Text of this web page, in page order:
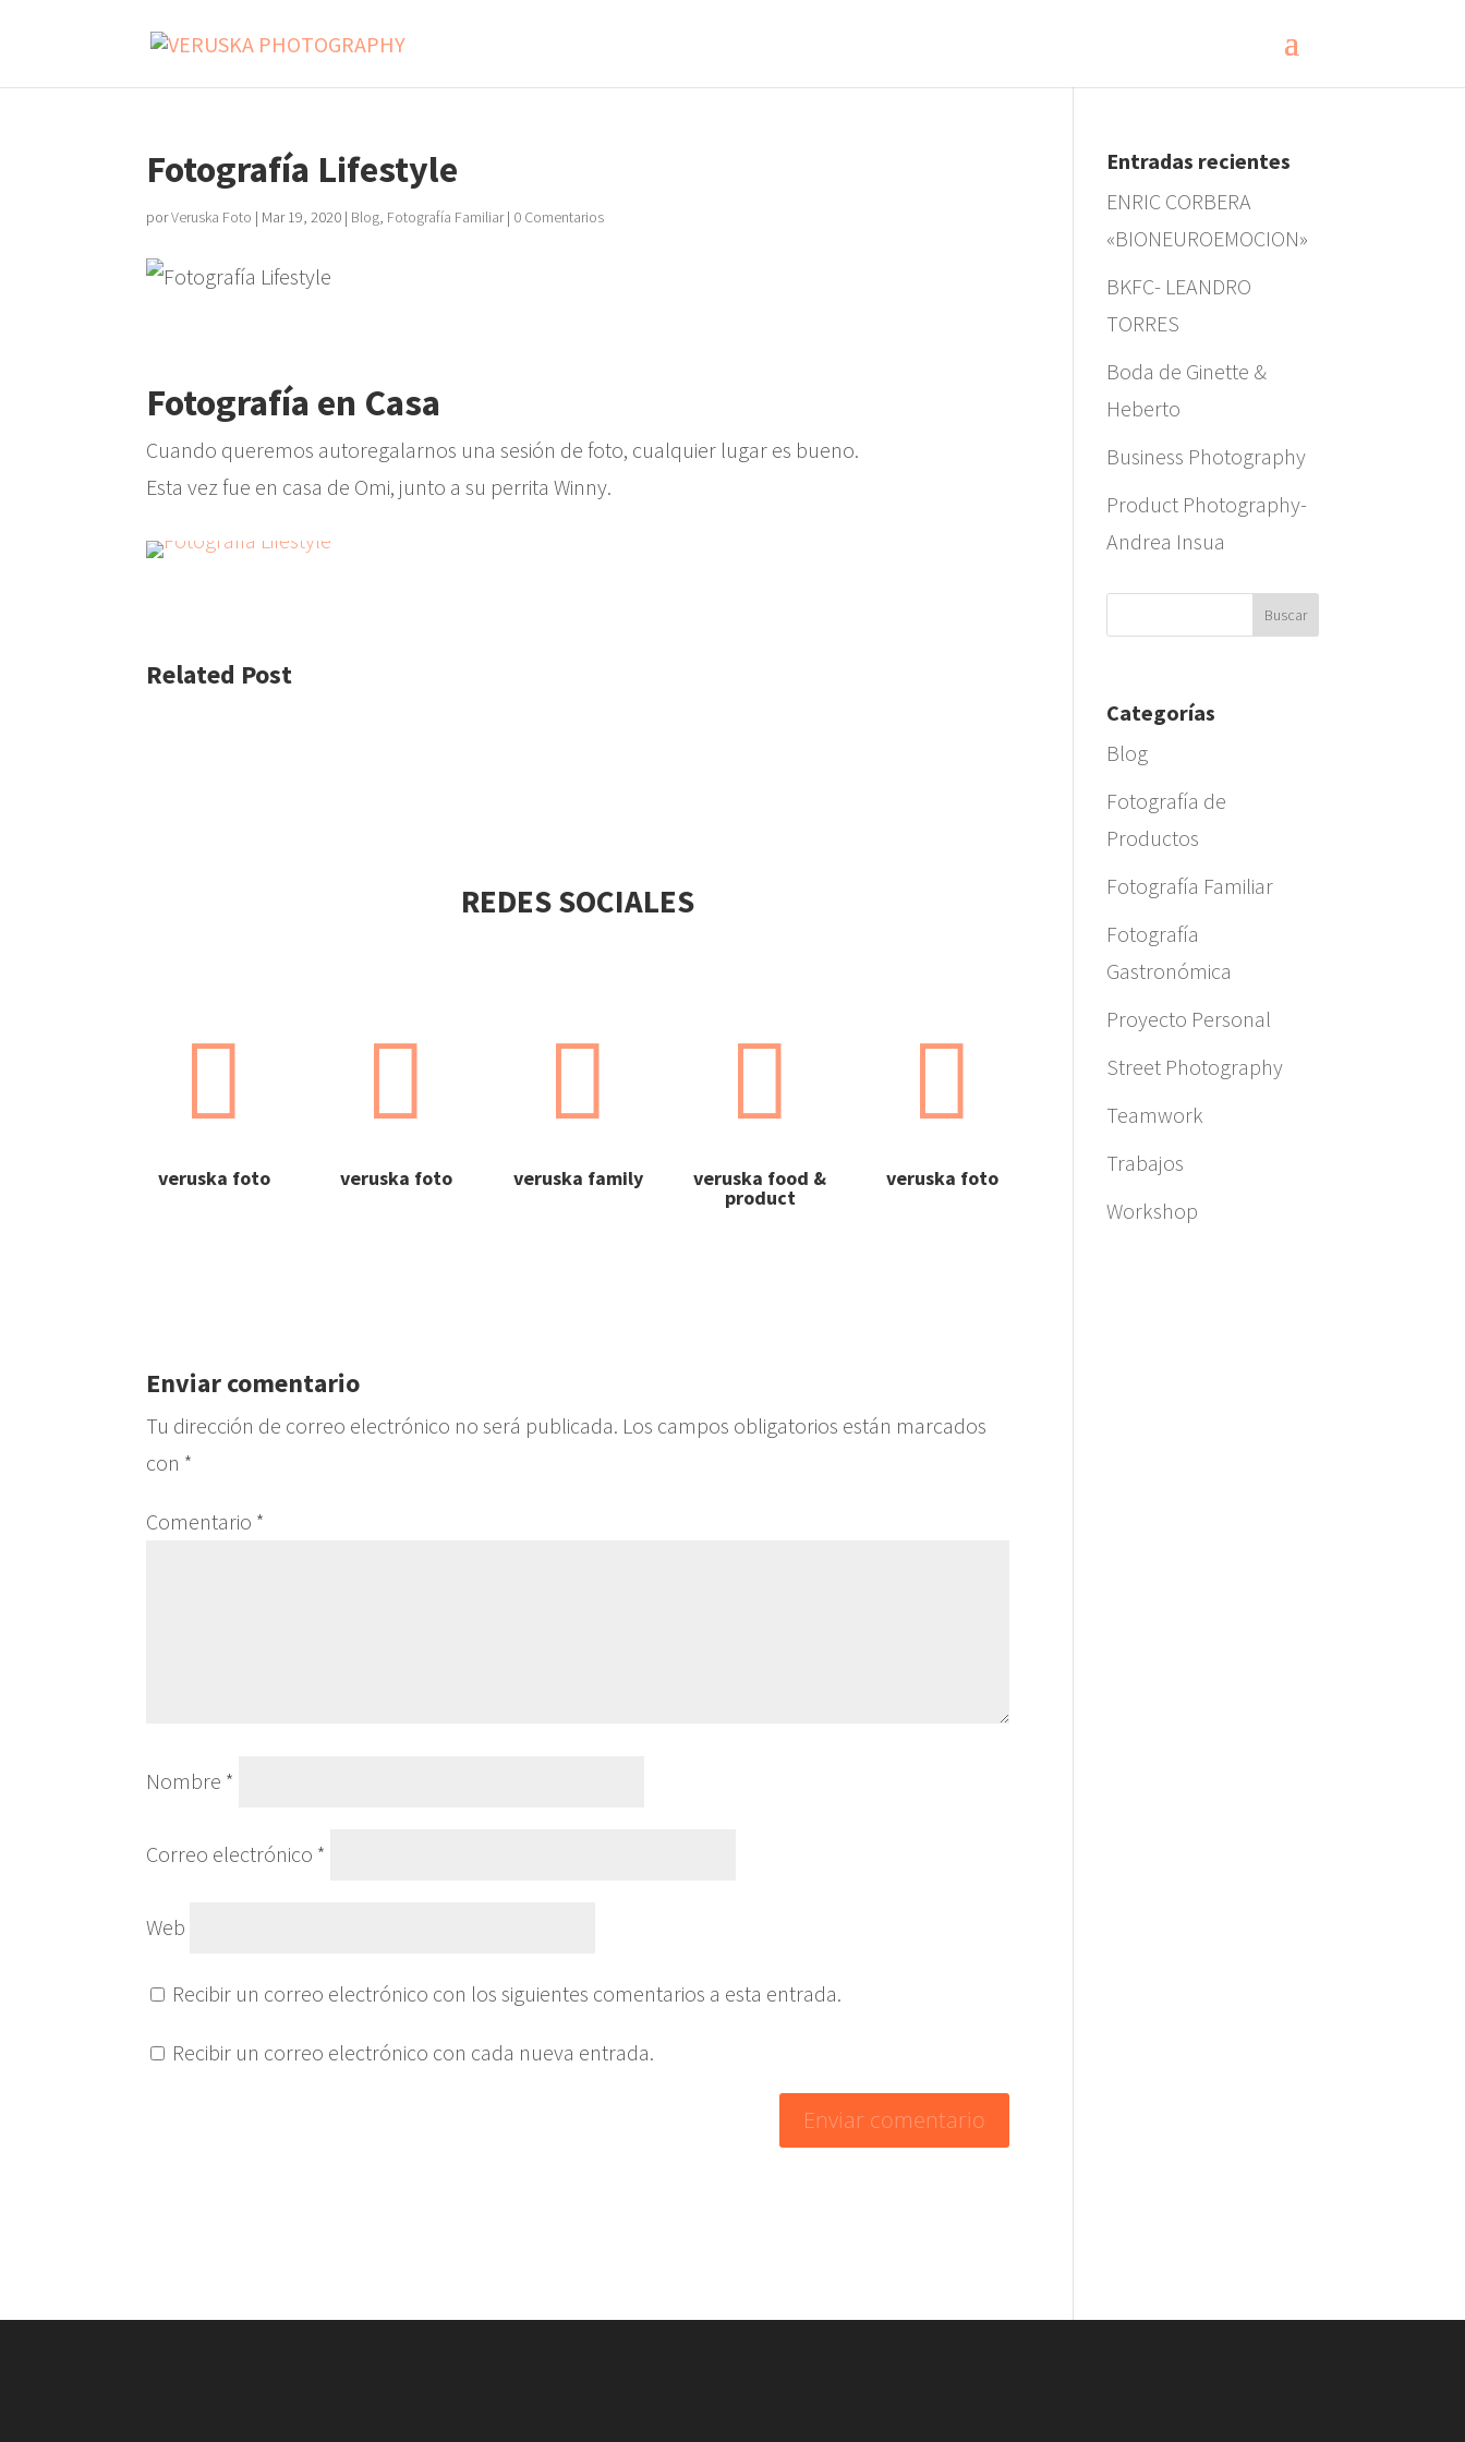
Fotografía Lifestyle
porVeruska Foto | Mar 19, 2020 | Blog, Fotografía Familiar| 0 Comentarios
Fotografía en Casa
Cuando queremos autoregalarnos una sesión de foto, cualquier lugar es bueno.
Esta vez fue en casa de Omi, junto a su perrita Winny.
Related Post
REDES SOCIALES

veruska foto

veruska foto

veruska family

veruska food &
product

veruska foto
Enviar comentario
Tu dirección de correo electrónico no será publicada. Los campos obligatorios están marcados
con *
Comentario *
Nombre *
Correo electrónico *
Web
Recibir un correo electrónico con los siguientes comentarios a esta entrada.
Recibir un correo electrónico con cada nueva entrada.
Entradas recientes
ENRIC CORBERA
«BIONEUROEMOCION»
BKFC- LEANDRO
TORRES
Boda de Ginette &
Heberto
Business Photography
Product Photography-
Andrea Insua
Categorías
Blog
Fotografía de
Productos
Fotografía Familiar
Fotografía
Gastronómica
Proyecto Personal
Street Photography
Teamwork
Trabajos
Workshop